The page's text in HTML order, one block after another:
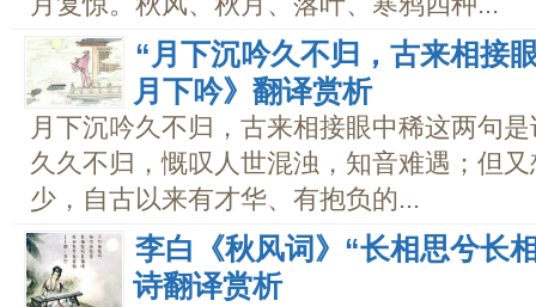
“月下沉吟久不归，古来相接
月下吟》翻译赏析
月下沉吟久不归，古来相接眼中稀这两句
久久不归，慨叹人世混浊，知音难遇；但
少，自古以来有才华、有抱负的...
李白《秋风词》“长相思兮长
诗翻译赏析